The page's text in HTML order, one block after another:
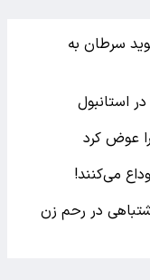
سرطان به
استانبول
عوض کرد
می‌کنند!
در رحم زن